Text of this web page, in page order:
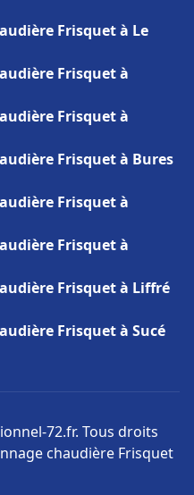
Frisquet à Le
Frisquet à
Frisquet à
Frisquet à Bures
Frisquet à
Frisquet à
Frisquet à Liffré
Frisquet à Sucé
72.fr. Tous droits
chaudière Frisquet